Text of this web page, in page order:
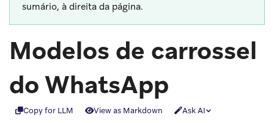
sumário, à direita da página.
Modelos de carrossel
do WhatsApp
Copy for LLM View as Markdown Ask AI